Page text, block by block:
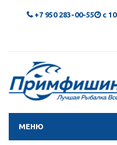
+7 950 283-00-55 с
МЕНЮ